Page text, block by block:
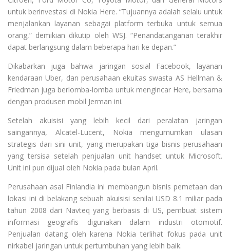
untuk berinvestasi di Nokia Here. “Tujuannya adalah selalu untuk
menjalankan layanan sebagai platform terbuka untuk semua
orang,” demikian dikutip oleh WSJ. “Penandatanganan terakhir
dapat berlangsung dalam beberapa hari ke depan.”
Dikabarkan juga bahwa jaringan sosial Facebook, layanan
kendaraan Uber, dan perusahaan ekuitas swasta AS Hellman &
Friedman juga berlomba-lomba untuk mengincar Here, bersama
dengan produsen mobil Jerman ini.
Setelah akuisisi yang lebih kecil dari peralatan jaringan
saingannya, Alcatel-Lucent, Nokia mengumumkan ulasan
strategis dari sini unit, yang merupakan tiga bisnis perusahaan
yang tersisa setelah penjualan unit handset untuk Microsoft.
Unit ini pun dijual oleh Nokia pada bulan April.
Perusahaan asal Finlandia ini membangun bisnis pemetaan dan
lokasi ini di belakang sebuah akuisisi senilai USD 8.1 miliar pada
tahun 2008 dari Navteq yang berbasis di US, pembuat sistem
informasi geografis digunakan dalam industri otomotif.
Penjualan datang oleh karena Nokia terlihat fokus pada unit
nirkabel jaringan untuk pertumbuhan yang lebih baik.